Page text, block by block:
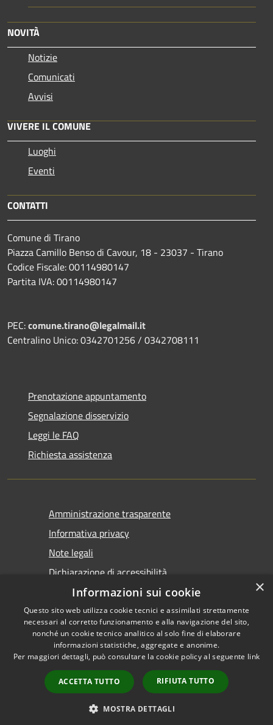
NOVITÀ
Notizie
Comunicati
Avvisi
VIVERE IL COMUNE
Luoghi
Eventi
CONTATTI
Comune di Tirano
Piazza Camillo Benso di Cavour, 18 - 23037 - Tirano
Codice Fiscale: 00114980147
Partita IVA: 00114980147
PEC:comune.tirano@legalmail.it
Centralino Unico: 0342701256 / 0342708111
Prenotazione appuntamento
Segnalazione disservizio
Leggi le FAQ
Richiesta assistenza
Amministrazione trasparente
Informativa privacy
Note legali
Dichiarazione di accessibilità
Accessibilità
Copyright © 2026 • Comune di
Tirano • Powered by
Municipium•
Accesso
redazione
×
Informazioni sui cookie
Questo sito web utilizza cookie tecnici e assimilati strettamente
necessari al corretto funzionamento e alla navigazione del sito,
nonché un cookie tecnico analitico al solo fine di elaborare
informazioni statistiche, aggregate e anonime.
Per maggiori dettagli, può consultare la cookie policy al seguente link
ACCETTA TUTTO RIFIUTA TUTTO
MOSTRA DETTAGLI